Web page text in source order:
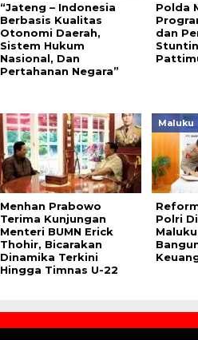
“Jateng – Indonesia
Berbasis Kualitas
Otonomi Daerah,
Sistem Hukum
Nasional, Dan
Pertahanan Negara”
Polda
dan
Menhan Prabowo
Terima Kunjungan
Menteri BUMN Erick
Thohir, Bicarakan
Dinamika Terkini
Hingga Timnas U-22
Maluku
Polri